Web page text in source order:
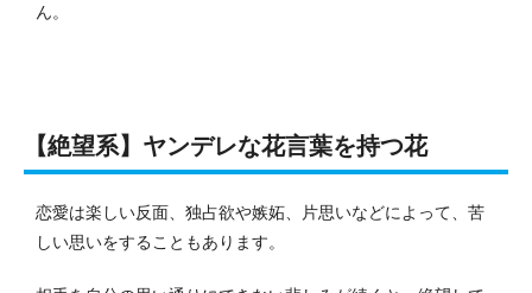
ん。
【絶望系】ヤンデレな花言葉を持つ花
恋愛は楽しい反面、独占欲や嫉妬、片思いなどによって、苦
しい思いをすることもあります。